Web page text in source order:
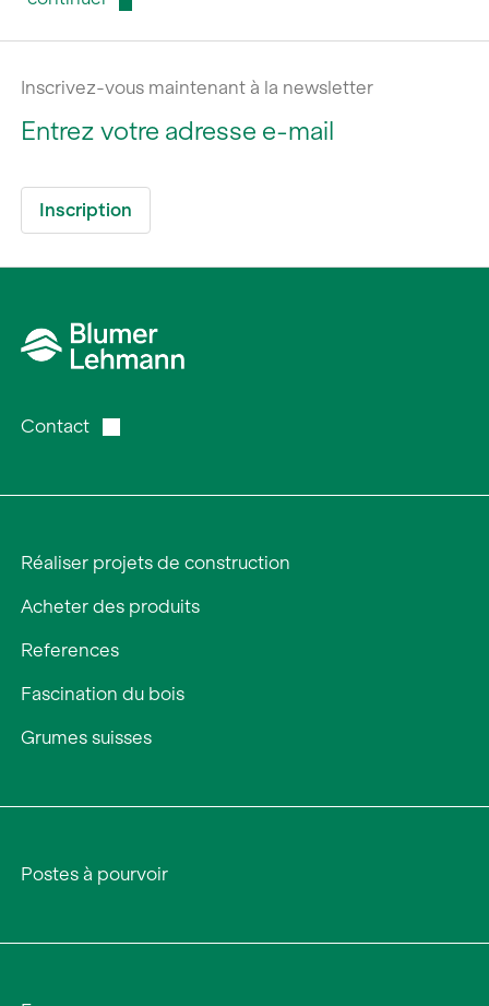
Inscrivez-vous maintenant à la newsletter
Contact
Réaliser projets de construction
Acheter des produits
References
Fascination du bois
Grumes suisses
Postes à pourvoir